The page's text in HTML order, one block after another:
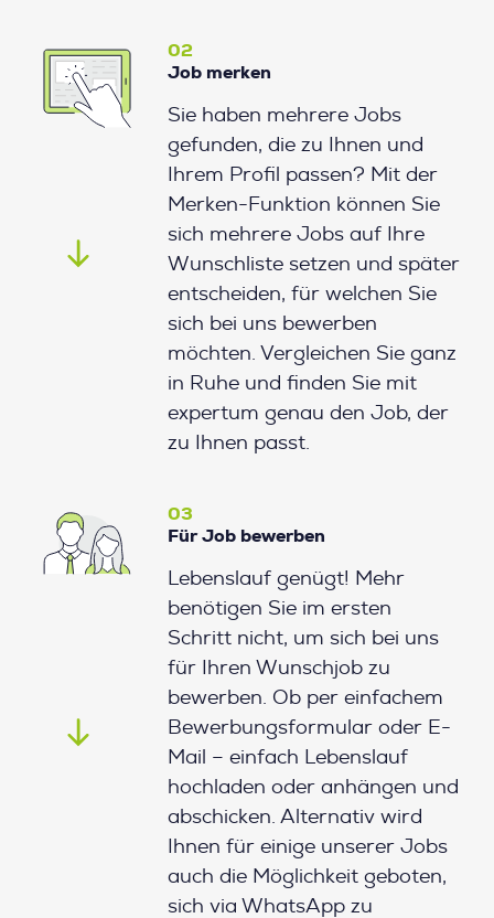
02
Job merken
Sie haben mehrere Jobs
gefunden, die zu Ihnen und
Ihrem Profil passen? Mit der
Merken-Funktion können Sie
sich mehrere Jobs auf Ihre
Wunschliste setzen und später
entscheiden, für welchen Sie
sich bei uns bewerben
möchten. Vergleichen Sie ganz
in Ruhe und finden Sie mit
expertum genau den Job, der
zu Ihnen passt.
03
Für Job bewerben
Lebenslauf genügt! Mehr
benötigen Sie im ersten
Schritt nicht, um sich bei uns
für Ihren Wunschjob zu
bewerben. Ob per einfachem
Bewerbungsformular oder E-
Mail – einfach Lebenslauf
hochladen oder anhängen und
abschicken. Alternativ wird
Ihnen für einige unserer Jobs
auch die Möglichkeit geboten,
sich via WhatsApp zu